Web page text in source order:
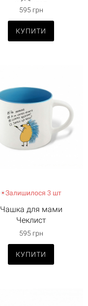
595 грн
КУПИТИ
Залишилося 3 шт
Чашка для мами
Чеклист
595 грн
КУПИТИ